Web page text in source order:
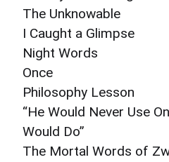
The Unknowable
I Caught a Glimpse
Night Words
Once
Philosophy Lesson
“He Would Never Use
Would Do”
The Mortal Words of